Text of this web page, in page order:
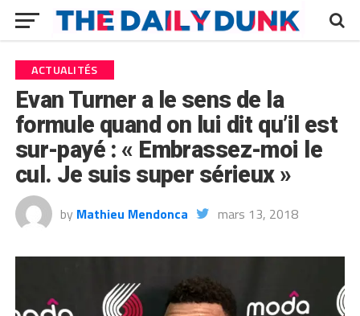
ACTUALITÉS
Evan Turner a le sens de la
formule quand on lui dit qu’il est
sur-payé : « Embrassez-moi le
cul. Je suis super sérieux »
by Mathieu Mendonca mars 13, 2018